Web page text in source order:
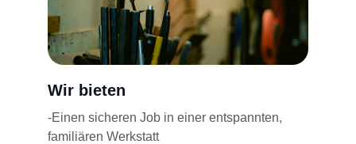
-Einen sicheren Job in einer entspannten,
familiären Werkstatt
Wir bieten